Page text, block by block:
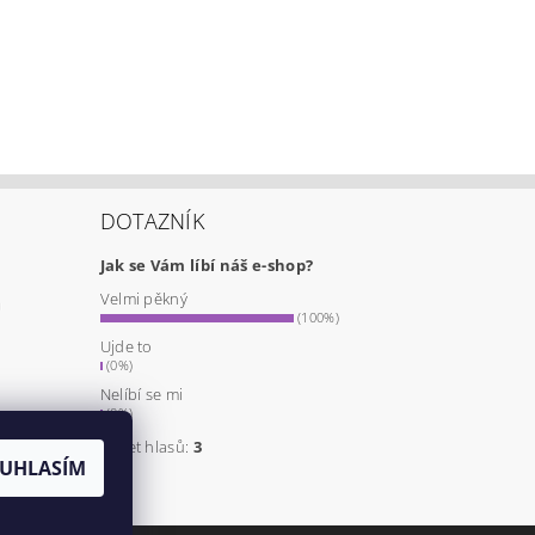
DOTAZNÍK
Jak se Vám líbí náš e-shop?
Velmi pěkný
(100%)
Ujde to
(0%)
Nelíbí se mi
(0%)
Počet hlasů: 3